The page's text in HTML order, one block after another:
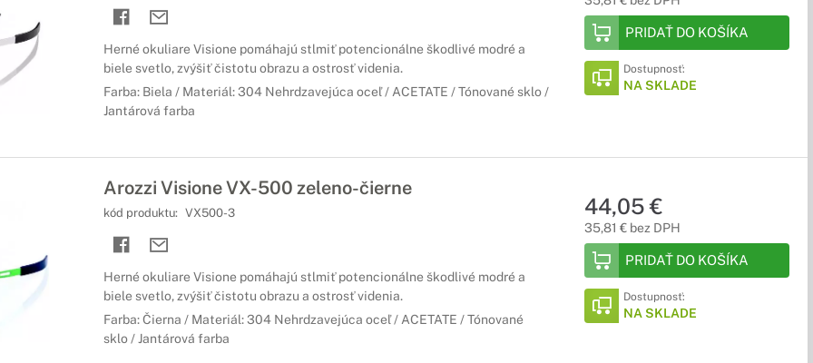
Herné okuliare Visione pomáhajú stlmiť potencionálne škodlivé modré a
biele svetlo, zvýšiť čistotu obrazu a ostrosť videnia.
Farba: Biela / Materiál: 304 Nehrdzavejúca oceľ / ACETATE / Tónované sklo /
Jantárová farba
PRIDAŤ DO KOŠÍKA
Dostupnosť:
NA SKLADE
Arozzi Visione VX-500 zeleno-čierne
kód produktu: VX500-3
Herné okuliare Visione pomáhajú stlmiť potencionálne škodlivé modré a
biele svetlo, zvýšiť čistotu obrazu a ostrosť videnia.
Farba: Čierna / Materiál: 304 Nehrdzavejúca oceľ / ACETATE / Tónované
sklo / Jantárová farba
44,05 €
35,81 € bez DPH
PRIDAŤ DO KOŠÍKA
Dostupnosť:
NA SKLADE